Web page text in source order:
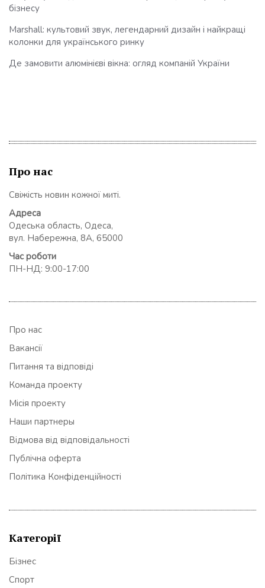
бізнесу
Marshall: культовий звук, легендарний дизайн і найкращі
колонки для українського ринку
Де замовити алюмінієві вікна: огляд компаній України
Про нас
Свіжість новин кожної миті.
Адреса
Одеська область, Одеса,
вул. Набережна, 8А, 65000
Час роботи
ПН-НД: 9:00-17:00
Про нас
Вакансії
Питання та відповіді
Команда проекту
Місія проекту
Наши партнеры
Відмова від відповідальності
Публічна оферта
Політика Конфіденційності
Категорії
Бізнес
Спорт